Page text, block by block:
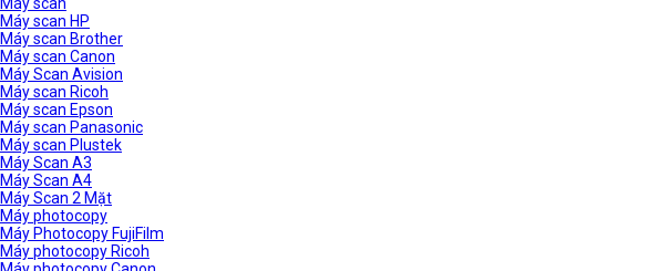
Máy scan HP
Máy scan Brother
Máy scan Canon
Máy Scan Avision
Máy scan Ricoh
Máy scan Epson
Máy scan Panasonic
Máy scan Plustek
Máy Scan A3
Máy Scan A4
Máy Scan 2 Mặt
Máy photocopy
Máy Photocopy FujiFilm
Máy photocopy Ricoh